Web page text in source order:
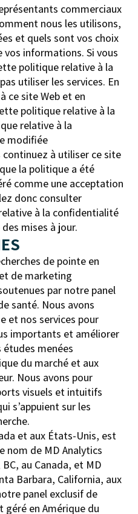
commerciaux
nous les utilisons,
et quels sont vos choix
informations. Si vous
politique relative à la
utiliser les services. En
ce site Web et en
politique relative à la
relative à la
modifiée
continuez à utiliser ce site
la politique a été
comme une acceptation
donc consulter
à la confidentialité
mises à jour.
de pointe en
de marketing
par notre panel
santé. Nous avons
et nos services pour
importants et améliorer
menées
du marché et aux
Nous avons pour
visuels et intuitifs
s’appuient sur les
et aux États-Unis, est
nom de MD Analytics
au Canada, et MD
Barbara, California, aux
panel exclusif de
géré en Amérique du